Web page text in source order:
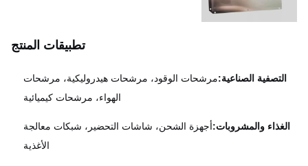
تطبيقات المنتج
التصفية الصناعية:مرشحات الوقود، مرشحات هيدروليكية، مرشحات
الهواء، مرشحات كيميائية
والمشروبات:أجهزة الشحن، شاشات التحضير، شبكات معالجة
الأغذية